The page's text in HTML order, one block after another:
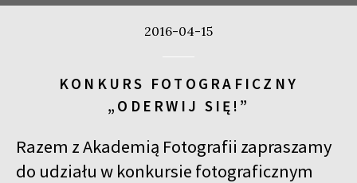
2016-04-15
KONKURS FOTOGRAFICZNY
„ODERWIJ SIĘ!”
Razem z Akademią Fotografii zapraszamy
do udziału w konkursie fotograficznym